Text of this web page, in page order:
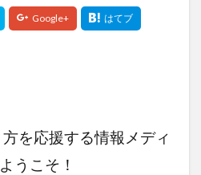
を応援する情報メディ
うこそ！